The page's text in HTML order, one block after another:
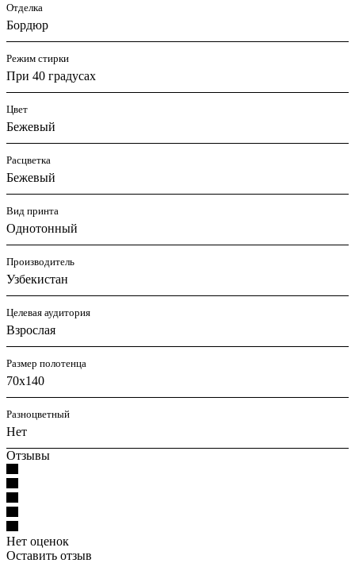
Отделка
Бордюр
Режим стирки
При 40 градусах
Цвет
Бежевый
Расцветка
Бежевый
Вид принта
Однотонный
Производитель
Узбекистан
Целевая аудитория
Взрослая
Размер полотенца
70x140
Разноцветный
Нет
Отзывы
Нет оценок
Оставить отзыв